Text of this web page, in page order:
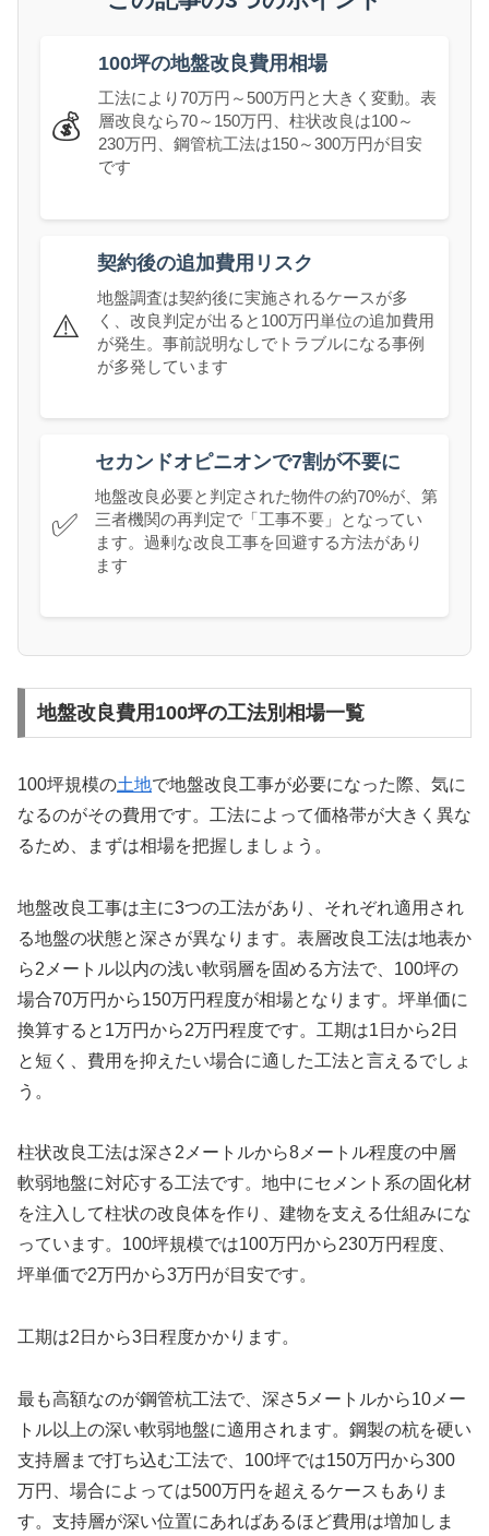
💰
100坪の地盤改良費用相場
工法により70万円～500万円と大きく変動。表
層改良なら70～150万円、柱状改良は100～
230万円、鋼管杭工法は150～300万円が目安
です
⚠️
契約後の追加費用リスク
地盤調査は契約後に実施されるケースが多
く、改良判定が出ると100万円単位の追加費用
が発生。事前説明なしでトラブルになる事例
が多発しています
✅
セカンドオピニオンで7割が不要に
地盤改良必要と判定された物件の約70%が、第
三者機関の再判定で「工事不要」となってい
ます。過剰な改良工事を回避する方法があり
ます
地盤改良費用100坪の工法別相場一覧
100坪規模の土地で地盤改良工事が必要になった際、気に
なるのがその費用です。工法によって価格帯が大きく異な
るため、まずは相場を把握しましょう。
地盤改良工事は主に3つの工法があり、それぞれ適用され
る地盤の状態と深さが異なります。表層改良工法は地表か
ら2メートル以内の浅い軟弱層を固める方法で、100坪の
場合70万円から150万円程度が相場となります。坪単価に
換算すると1万円から2万円程度です。工期は1日から2日
と短く、費用を抑えたい場合に適した工法と言えるでしょ
う。
柱状改良工法は深さ2メートルから8メートル程度の中層
軟弱地盤に対応する工法です。地中にセメント系の固化材
を注入して柱状の改良体を作り、建物を支える仕組みにな
っています。100坪規模では100万円から230万円程度、
坪単価で2万円から3万円が目安です。
工期は2日から3日程度かかります。
最も高額なのが鋼管杭工法で、深さ5メートルから10メー
トル以上の深い軟弱地盤に適用されます。鋼製の杭を硬い
支持層まで打ち込む工法で、100坪では150万円から300
万円、場合によっては500万円を超えるケースもありま
す。支持層が深い位置にあればあるほど費用は増加しま